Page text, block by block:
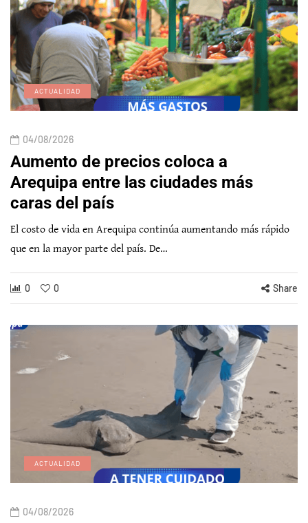
ACTUALIDAD
04/08/2026
Aumento de precios coloca a
Arequipa entre las ciudades más
caras del país
El costo de vida en Arequipa continúa aumentando más rápido
que en la mayor parte del país. De…
0 0 Share
ACTUALIDAD
04/08/2026